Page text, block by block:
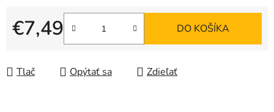
€7,49
Jednotková cena:
DO KOŠÍKA
Tlač Opýtať sa Zdieľať